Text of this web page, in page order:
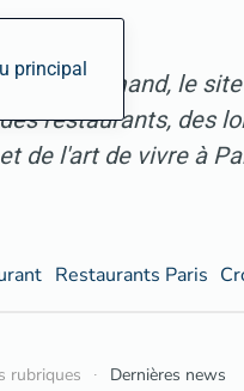
principal
ParisGourmand, le site
des restaurants, des
et de l'art de vivre à
Restaurants Paris
rubriques Dernières news